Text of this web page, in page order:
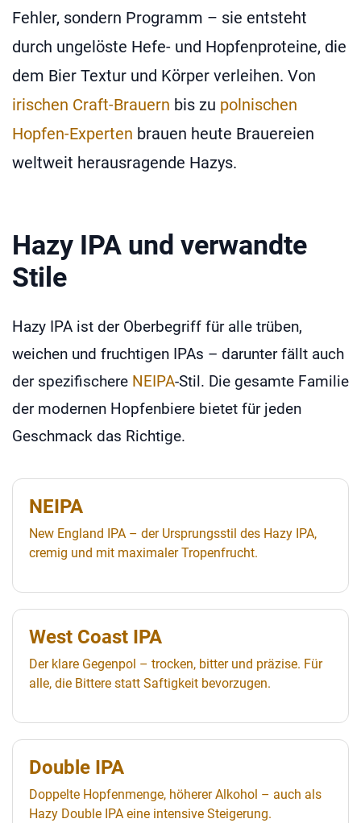
Fehler, sondern Programm – sie entsteht
durch ungelöste Hefe- und Hopfenproteine, die
dem Bier Textur und Körper verleihen. Von
irischen Craft-Brauern bis zu polnischen
Hopfen-Experten brauen heute Brauereien
weltweit herausragende Hazys.
Hazy IPA und verwandte
Stile
Hazy IPA ist der Oberbegriff für alle trüben,
weichen und fruchtigen IPAs – darunter fällt auch
der spezifischere NEIPA-Stil. Die gesamte Familie
der modernen Hopfenbiere bietet für jeden
Geschmack das Richtige.
NEIPA
New England IPA – der Ursprungsstil des Hazy IPA,
cremig und mit maximaler Tropenfrucht.
West Coast IPA
Der klare Gegenpol – trocken, bitter und präzise. Für
alle, die Bittere statt Saftigkeit bevorzugen.
Double IPA
Doppelte Hopfenmenge, höherer Alkohol – auch als
Hazy Double IPA eine intensive Steigerung.